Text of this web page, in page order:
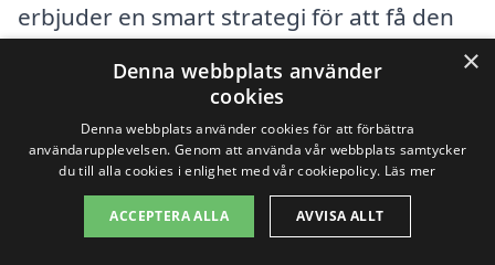
erbjuder en smart strategi för att få den
bästa lösningen för trappstädning i
Gulleråsen. Plattformar som xn--
trappstdning-pris-wqb.se gör det enkelt
att begära offerter från flera olika
städleverantörer i ditt område. Genom att
×
Denna webbplats använder
cookies
Denna webbplats använder cookies för att förbättra
användarupplevelsen. Genom att använda vår webbplats samtycker
du till alla cookies i enlighet med vår cookiepolicy. Läs mer
ACCEPTERA ALLA AVVISA ALLT